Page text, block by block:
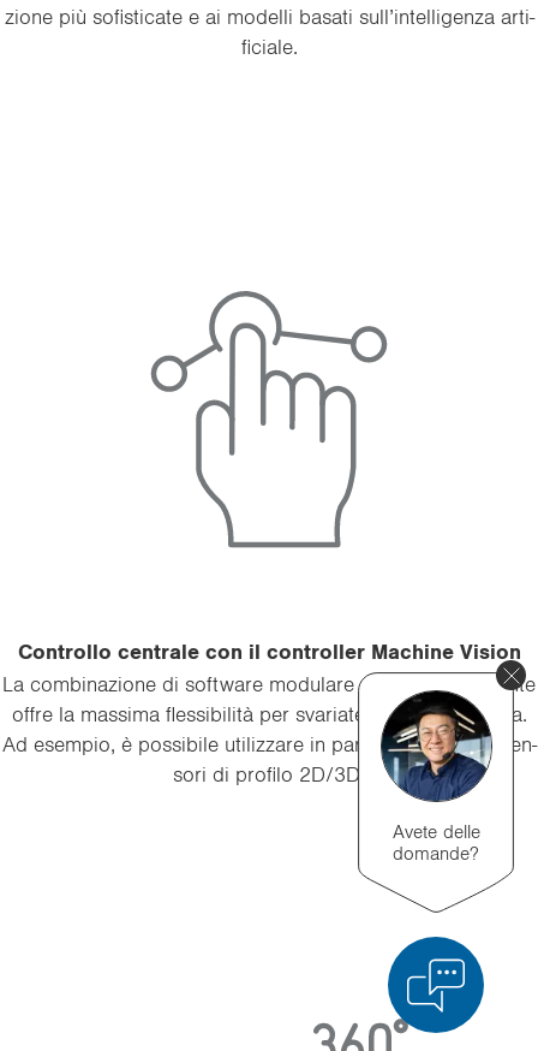
zio­ne più so­fi­sti­ca­te e ai mo­del­li ba­sa­ti sull’in­tel­li­gen­za ar­ti­
fi­cia­le.
Con­trol­lo cen­tra­le con il con­trol­ler Ma­chi­ne Vi­sion
La com­bi­na­zio­ne di soft­ware mo­du­la­re e hard­ware po­ten­te
offre la mas­si­ma flessibilità per sva­ria­te attività di ve­ri­fi­ca.
Ad esem­pio, è pos­si­bi­le uti­liz­za­re in pa­ral­le­lo fino a 16 sen­
so­ri di pro­fi­lo 2D/3D.
Avete delle
domande?